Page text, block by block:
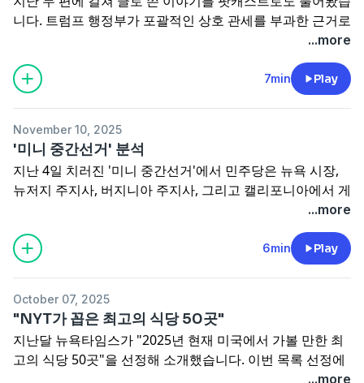
들어주세요. 따로 써둔 글은 부지런히 편집해서 내일 중에
"프린스턴에서 온 편지"에 올리겠습니다.
니다. 트럼프 행정부가 포괄적인 상호 관세를 부과한 근거로
삼은 국제경제비상권한법(IEEPA)에 대한 해석과 헌법이 의
회에 위임한 권한을 대통령이 이렇게 마음대로 가져다 쓰는
게 정당한지 등 트럼프표 관세를 둘러싸고 구두변론에서 어
떤 이야기가 오갔는지 자세히 짚어봤습니다.
습니다. 우리나라 사법 체계에는 미국 대법원에 해당하는 권
한을 지닌 기관이 없으므로, 대법원을 과소평가하기 쉽습니
다. 예를 들어 '제아무리 대법원이라고 해봤자, 대통령이 마
음먹으면 뭐든 할 수 있는 거 아니야? 게다가 여당 의원들도
대통령 말 한마디에 꼼짝 못 하는데?'라고 생각할 수 있지만,
그건 미국 대법원의 위상을 잘 모르고 하는 말입니다.
물론 이번 사건에서 대법원이 청구인의 주장을 받아들여 트
럼프표 상호 관세를 좌초시키면, 트럼프 대통령은 또 어떻게
든 기존에 발표했던 것과 최대한 비슷한 관세를 만들어내려
고 방법을 찾을 겁니다. 그렇더라도 전례 없는 속도, 범위, 강
도로 '제왕적 대통령'을 향해 달려가던 트럼프에게 처음으로
미국 헌법이 제동을 걸게 되는 것만으로도 어떤 판결이 나오
든 이번 사건은 트럼프 2기 행정부의 운명은 말할 것도 없
...more
7min Play
November 10, 2025
'미니 중간선거' 분석
지난 4일 치러진 '미니 중간선거'에서 민주당은 뉴욕 시장,
뉴저지 주지사, 버지니아 주지사, 그리고 캘리포니아에서 게
리맨더링을 허용하는 주민투표까지 모두 승리했습니다. 물
론 가장 많은 이목을 끈 뉴욕 시장 선거에서 주류 민주당은
위협을 느낄 수도 있는 민주적 사회주의자 조란 맘다니가 당
선되긴 했지만, 그래도 전체적으로 트럼프 대통령과 여당 공
다.
아메리카노의 정치통 유혜영 교수의 한줄평은 "민주당은 이
번 승리에 너무 도취되지 말 것, 공화당은 애써 별 일 아니라
고 일축하지 말 것"이었습니다. 저는 한줄평은 없지만,프린
...more
6min Play
October 07, 2025
"NYT가 꼽은 최고의 식당 50곳"
지난달 뉴욕타임스가 "2025년 현재 미국에서 가볼 만한 최
고의 식당 50곳"을 선정해 소개했습니다. 이번 목록 선정에
에 출연
...more